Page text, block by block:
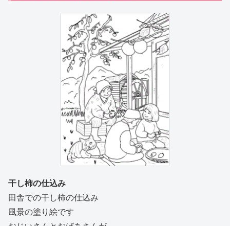
干し柿の仕込み
田舎での干し柿の仕込み
風景の塗り絵です